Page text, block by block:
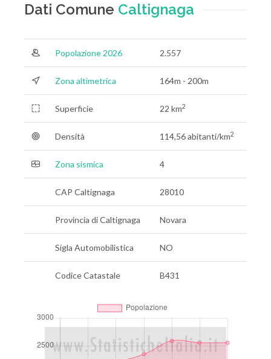
Dati Comune Caltignaga
Popolazione 2026 2.557
Zona altimetrica 164m - 200m
Superficie 22 km2
Densità 114,56 abitanti/km2
Zona sismica 4
CAP Caltignaga 28010
Provincia di Caltignaga Novara
Sigla Automobilistica NO
Codice Catastale B431